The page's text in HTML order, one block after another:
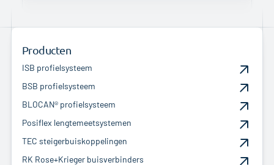
Producten
ISB profielsysteem
BSB profielsysteem
BLOCAN® profielsysteem
Posiflex lengtemeetsystemen
TEC steigerbuiskoppelingen
RK Rose+Krieger buisverbinders